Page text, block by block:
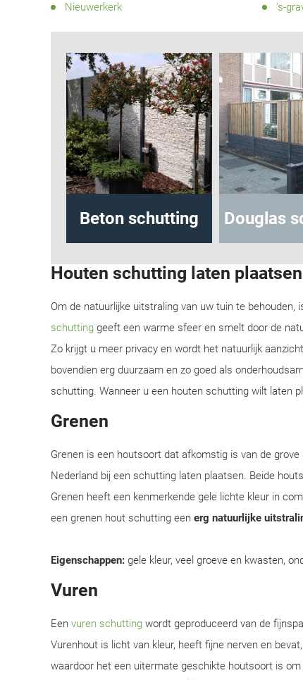
Nieuwerkerk
's-
Beton schutting Douglas
Houten schutting laten plaatsen
Om de natuurlijke uitstraling van uw tuin te
schutting geeft een warme sfeer en smelt door de
Zo krijgt u meer privacy en wordt het natuurlijk
bovendien erg duurzaam en zo goed als
schutting. Wanneer u een houten schutting wilt laten
Grenen
Grenen is een houtsoort dat afkomstig is van de
Nederland bij een schutting laten plaatsen. Beide
Grenen heeft een kenmerkende gele lichte kleur in
een grenen hout schutting een erg natuurlijke
Eigenschappen: gele kleur, veel groeve en kwasten,
Vuren
Een vuren schutting wordt geproduceerd van de
Vurenhout is licht van kleur, heeft fijne nerven en
waardoor het een uitermate geschikte houtsoort is